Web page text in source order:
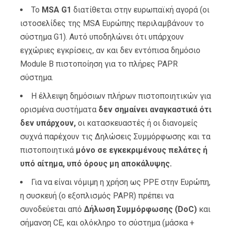
Το MSA G1 διατίθεται στην ευρωπαϊκή αγορά (οι
ιστοσελίδες της MSA Ευρώπης περιλαμβάνουν το
σύστημα G1). Αυτό υποδηλώνει ότι υπάρχουν
εγχώριες εγκρίσεις, αν και δεν εντόπισα δημόσιο
Module B πιστοποίηση για το πλήρες PAPR
σύστημα.
Η έλλειψη δημόσιων πλήρων πιστοποιητικών για
ορισμένα συστήματα δεν σημαίνει αναγκαστικά ότι
δεν υπάρχουν, οι κατασκευαστές ή οι διανομείς
συχνά παρέχουν τις Δηλώσεις Συμμόρφωσης και τα
πιστοποιητικά μόνο σε εγκεκριμένους πελάτες ή
υπό αίτημα, υπό όρους μη αποκάλυψης.
Για να είναι νόμιμη η χρήση ως PPE στην Ευρώπη,
η συσκευή (ο εξοπλισμός PAPR) πρέπει να
συνοδεύεται από Δήλωση Συμμόρφωσης (DoC) και
σήμανση CE, και ολόκληρο το σύστημα (μάσκα +